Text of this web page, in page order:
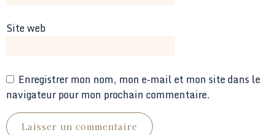
Site web
Enregistrer mon nom, mon e-mail et mon site dans le
navigateur pour mon prochain commentaire.